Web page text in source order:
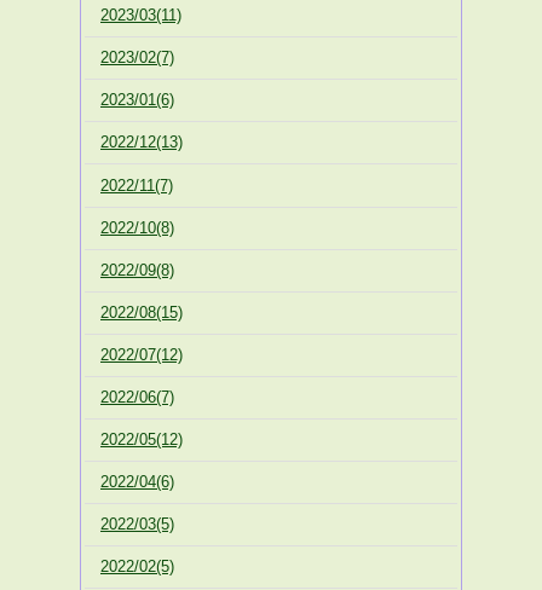
2023/03(11)
2023/02(7)
2023/01(6)
2022/12(13)
2022/11(7)
2022/10(8)
2022/09(8)
2022/08(15)
2022/07(12)
2022/06(7)
2022/05(12)
2022/04(6)
2022/03(5)
2022/02(5)